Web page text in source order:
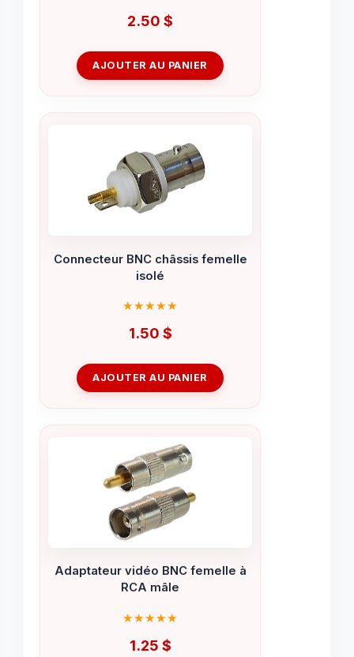
2.50 $
AJOUTER AU PANIER
Connecteur BNC châssis femelle
isolé
1.50 $
AJOUTER AU PANIER
Adaptateur vidéo BNC femelle à
RCA mâle
1.25 $